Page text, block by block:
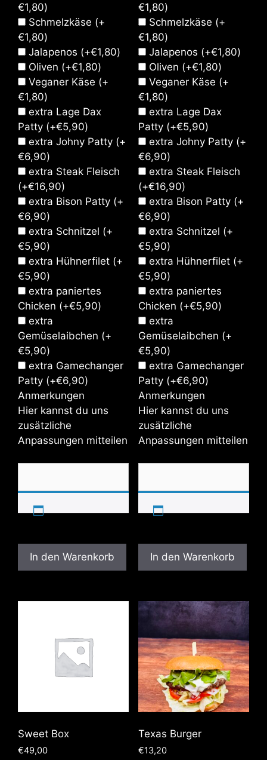
€1,80)
Schmelzkäse (+
€1,80)
Jalapenos (+€1,80)
Oliven (+€1,80)
Veganer Käse (+
€1,80)
extra Lage Dax
Patty (+€5,90)
extra Johny Patty (+
€6,90)
extra Steak Fleisch
(+€16,90)
extra Bison Patty (+
€6,90)
extra Schnitzel (+
€5,90)
extra Hühnerfilet (+
€5,90)
extra paniertes
Chicken (+€5,90)
extra
Gemüselaibchen (+
€5,90)
extra Gamechanger
Patty (+€6,90)
Anmerkungen
Hier kannst du uns
zusätzliche
Anpassungen mitteilen
In den Warenkorb
€1,80)
Schmelzkäse (+
€1,80)
Jalapenos (+€1,80)
Oliven (+€1,80)
Veganer Käse (+
€1,80)
extra Lage Dax
Patty (+€5,90)
extra Johny Patty (+
€6,90)
extra Steak Fleisch
(+€16,90)
extra Bison Patty (+
€6,90)
extra Schnitzel (+
€5,90)
extra Hühnerfilet (+
€5,90)
extra paniertes
Chicken (+€5,90)
extra
Gemüselaibchen (+
€5,90)
extra Gamechanger
Patty (+€6,90)
Anmerkungen
Hier kannst du uns
zusätzliche
Anpassungen mitteilen
In den Warenkorb
Sweet Box
€49,00
Texas Burger
€13,20